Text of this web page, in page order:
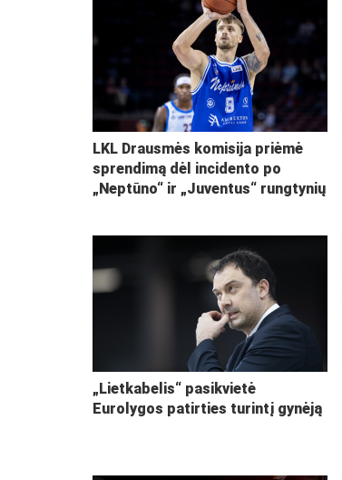
LKL Drausmės komisija priėmė
sprendimą dėl incidento po
„Neptūno“ ir „Juventus“ rungtynių
„Lietkabelis“ pasikvietė
Eurolygos patirties turintį gynėją